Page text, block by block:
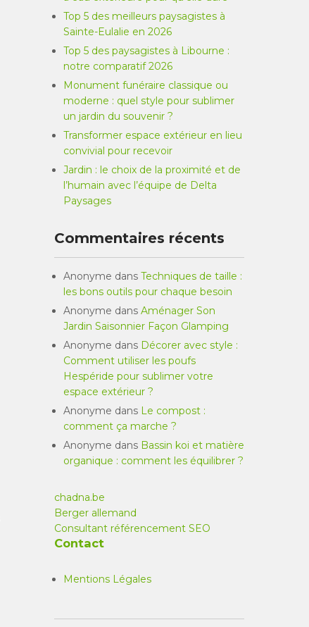
Top 5 des meilleurs paysagistes à
Sainte-Eulalie en 2026
Top 5 des paysagistes à Libourne :
notre comparatif 2026
Monument funéraire classique ou
moderne : quel style pour sublimer
un jardin du souvenir ?
Transformer espace extérieur en lieu
convivial pour recevoir
Jardin : le choix de la proximité et de
l’humain avec l’équipe de Delta
Paysages
Commentaires récents
Anonyme dans Techniques de taille :
les bons outils pour chaque besoin
Anonyme dans Aménager Son
Jardin Saisonnier Façon Glamping
Anonyme dans Décorer avec style :
Comment utiliser les poufs
Hespéride pour sublimer votre
espace extérieur ?
Anonyme dans Le compost :
comment ça marche ?
Anonyme dans Bassin koi et matière
organique : comment les équilibrer ?
chadna.be
Berger allemand
Consultant référencement SEO
Contact
Mentions Légales